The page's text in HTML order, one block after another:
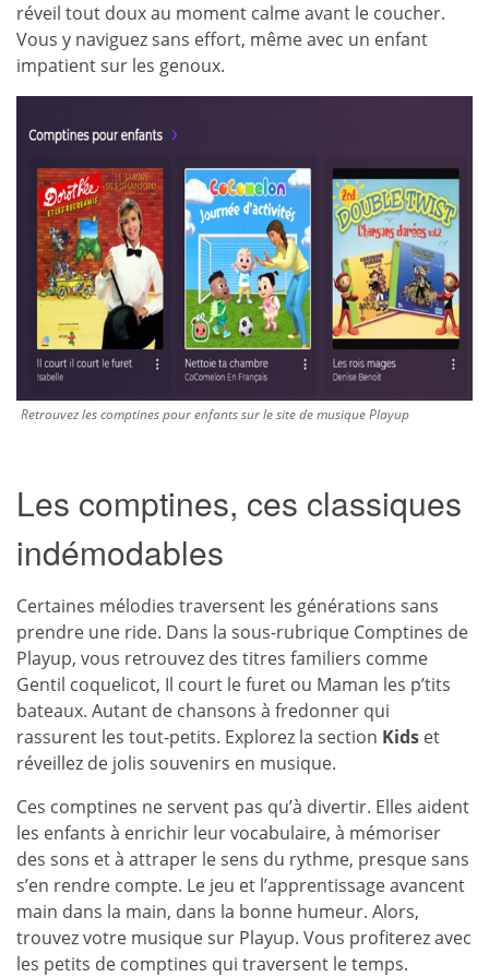
réveil tout doux au moment calme avant le coucher.
Vous y naviguez sans effort, même avec un enfant
impatient sur les genoux.
Retrouvez les comptines pour enfants sur le site de musique Playup
Les comptines, ces classiques
indémodables
Certaines mélodies traversent les générations sans
prendre une ride. Dans la sous-rubrique Comptines de
Playup, vous retrouvez des titres familiers comme
Gentil coquelicot, Il court le furet ou Maman les p’tits
bateaux. Autant de chansons à fredonner qui
rassurent les tout-petits. Explorez la section Kids et
réveillez de jolis souvenirs en musique.
Ces comptines ne servent pas qu’à divertir. Elles aident
les enfants à enrichir leur vocabulaire, à mémoriser
des sons et à attraper le sens du rythme, presque sans
s’en rendre compte. Le jeu et l’apprentissage avancent
main dans la main, dans la bonne humeur. Alors,
trouvez votre musique sur Playup. Vous profiterez avec
les petits de comptines qui traversent le temps.